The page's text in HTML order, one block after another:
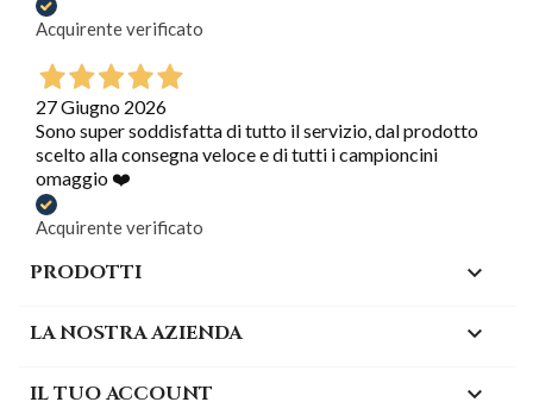
Acquirente verificato
27 Giugno 2026
Sono super soddisfatta di tutto il servizio, dal prodotto
scelto alla consegna veloce e di tutti i campioncini
omaggio ❤️
Acquirente verificato
PRODOTTI 
LA NOSTRA AZIENDA 
IL TUO ACCOUNT 